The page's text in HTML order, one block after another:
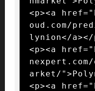
<p><a
oud.com/
lynion</a></
<p><a
arket/
<p><a